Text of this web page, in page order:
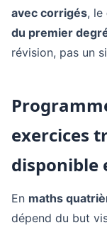
avec corrigés, le
du premier
révision, pas un
exercices
disponible
En maths
dépend du but